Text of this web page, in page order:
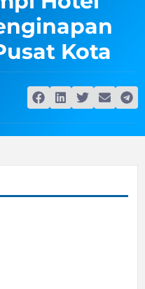
Kota